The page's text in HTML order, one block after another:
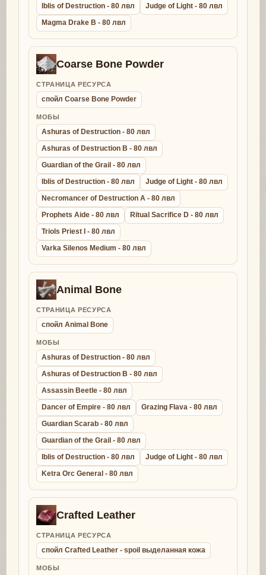
Iblis of Destruction - 80 лвл
Judge of Light - 80 лвл
Magma Drake B - 80 лвл
Coarse Bone Powder
СТРАНИЦА РЕСУРСА
спойл Coarse Bone Powder
МОБЫ
Ashuras of Destruction - 80 лвл
Ashuras of Destruction B - 80 лвл
Guardian of the Grail - 80 лвл
Iblis of Destruction - 80 лвл
Judge of Light - 80 лвл
Necromancer of Destruction A - 80 лвл
Prophets Aide - 80 лвл
Ritual Sacrifice D - 80 лвл
Triols Priest I - 80 лвл
Varka Silenos Medium - 80 лвл
Animal Bone
СТРАНИЦА РЕСУРСА
спойл Animal Bone
МОБЫ
Ashuras of Destruction - 80 лвл
Ashuras of Destruction B - 80 лвл
Assassin Beetle - 80 лвл
Dancer of Empire - 80 лвл
Grazing Flava - 80 лвл
Guardian Scarab - 80 лвл
Guardian of the Grail - 80 лвл
Iblis of Destruction - 80 лвл
Judge of Light - 80 лвл
Ketra Orc General - 80 лвл
Crafted Leather
СТРАНИЦА РЕСУРСА
спойл Crafted Leather - spoil выделанная кожа
МОБЫ